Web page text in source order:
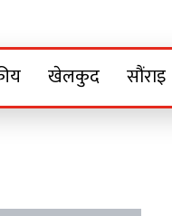
खेलकुद सौंराइ